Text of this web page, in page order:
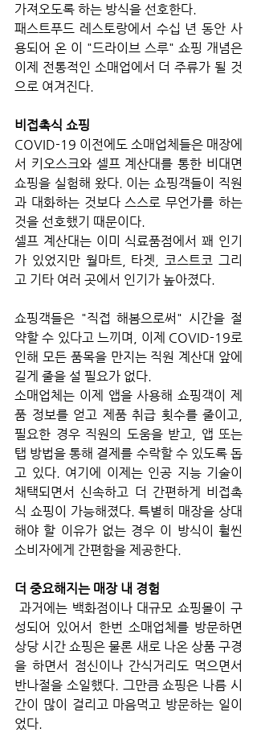
가져오도록 하는 방식을 선호한다.
패스트푸드 레스토랑에서 수십 년 동안 사
용되어 온 이 "드라이브 스루" 쇼핑 개념은
이제 전통적인 소매업에서 더 주류가 될 것
으로 여겨진다.
비접촉식 쇼핑
COVID-19 이전에도 소매업체들은 매장에
서 키오스크와 셀프 계산대를 통한 비대면
쇼핑을 실험해 왔다. 이는 쇼핑객들이 직원
과 대화하는 것보다 스스로 무언가를 하는
것을 선호했기 때문이다.
셀프 계산대는 이미 식료품점에서 꽤 인기
가 있었지만 월마트, 타겟, 코스트코 그리
고 기타 여러 곳에서 인기가 높아졌다.
쇼핑객들은 "직접 해봄으로써" 시간을 절
약할 수 있다고 느끼며, 이제 COVID-19로
인해 모든 품목을 만지는 직원 계산대 앞에
길게 줄을 설 필요가 없다.
소매업체는 이제 앱을 사용해 쇼핑객이 제
품 정보를 얻고 제품 취급 횟수를 줄이고,
필요한 경우 직원의 도움을 받고, 앱 또는
탭 방법을 통해 결제를 수락할 수 있도록 돕
고 있다. 여기에 이제는 인공 지능 기술이
채택되면서 신속하고 더 간편하게 비접촉
식 쇼핑이 가능해졌다. 특별히 매장을 상대
해야 할 이유가 없는 경우 이 방식이 훨씬
소비자에게 간편함을 제공한다.
더 중요해지는 매장 내 경험
성되어 있어서 한번 소매업체를 방문하면
상당 시간 쇼핑은 물론 새로 나온 상품 구경
을 하면서 점신이나 간식거리도 먹으면서
반나절을 소일했다. 그만큼 쇼핑은 나름 시
간이 많이 걸리고 마음먹고 방문하는 일이
었다.